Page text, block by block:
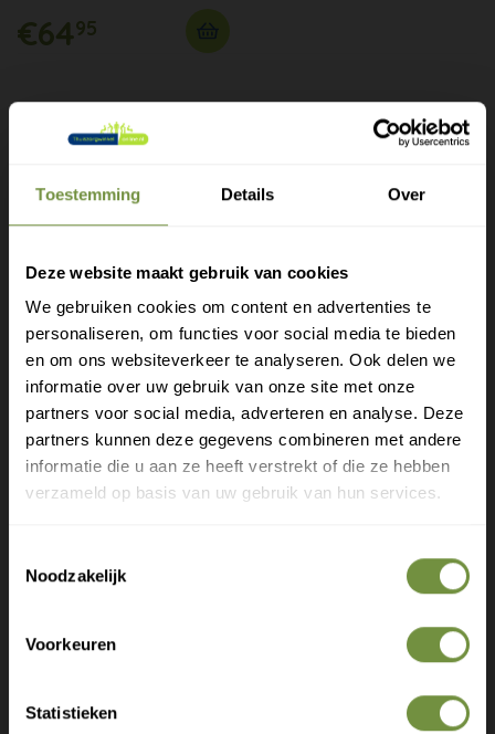
Toestemming Details Over
Deze website maakt gebruik van cookies
We gebruiken cookies om content en advertenties te
personaliseren, om functies voor social media te bieden
en om ons websiteverkeer te analyseren. Ook delen we
informatie over uw gebruik van onze site met onze
partners voor social media, adverteren en analyse. Deze
partners kunnen deze gegevens combineren met andere
informatie die u aan ze heeft verstrekt of die ze hebben
verzameld op basis van uw gebruik van hun services.
Noodzakelijk
Voorkeuren
Statistieken
€6495
Heeft u een vraag of advies
nodig?
Bel of mail ons voor gratis advies of kom
langs in 1 van onze winkels.
Gratis verzending?
Laat je e-mail achter.
Meld je aan voor onze nieuwsbrief en
ontvang direct een gratis verzending
Deskundige tips over zorg en herstel